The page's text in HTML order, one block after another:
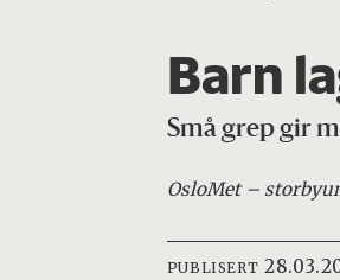
Barn
Små grep gir
OsloMet –
PUBLISERT